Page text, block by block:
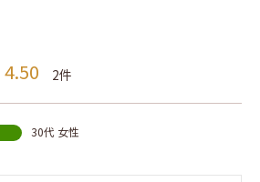
4.50 2
30代 女性